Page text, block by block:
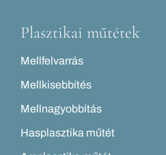
Plasztikai műtétek
Mellfelvarrás
Mellkisebbítés
Mellnagyobbítás
Hasplasztika műtét